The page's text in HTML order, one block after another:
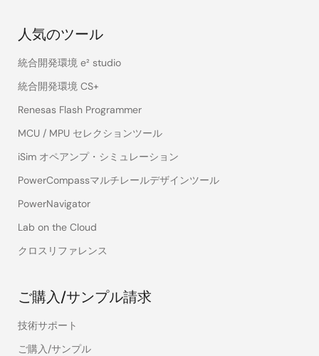
人気のツール
統合開発環境 e² studio
統合開発環境 CS+
Renesas Flash Programmer
MCU / MPU セレクションツール
iSim オペアンプ・シミュレーション
PowerCompassマルチレールデザインツール
PowerNavigator
Lab on the Cloud
クロスリファレンス
ご購入/サンプル請求
技術サポート
ご購入/サンプル